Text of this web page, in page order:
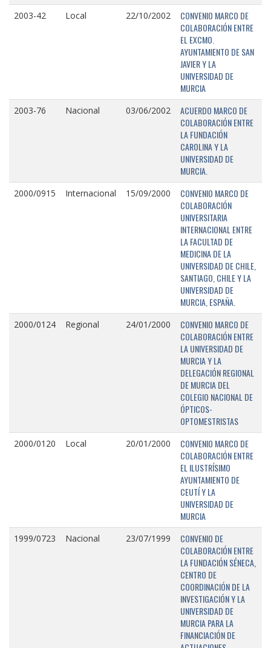
2003-42 Local 22/10/2002
CONVENIO MARCO DE
COLABORACIÓN ENTRE
EL EXCMO.
AYUNTAMIENTO DE SAN
JAVIER Y LA
UNIVERSIDAD DE
MURCIA
2003-76 Nacional 03/06/2002
ACUERDO MARCO DE
COLABORACIÓN ENTRE
LA FUNDACIÓN
CAROLINA Y LA
UNIVERSIDAD DE
MURCIA.
2000/0915 Internacional 15/09/2000
CONVENIO MARCO DE
COLABORACIÓN
UNIVERSITARIA
INTERNACIONAL ENTRE
LA FACULTAD DE
MEDICINA DE LA
UNIVERSIDAD DE CHILE,
SANTIAGO, CHILE Y LA
UNIVERSIDAD DE
MURCIA, ESPAÑA.
2000/0124 Regional 24/01/2000
CONVENIO MARCO DE
COLABORACIÓN ENTRE
LA UNIVERSIDAD DE
MURCIA Y LA
DELEGACIÓN REGIONAL
DE MURCIA DEL
COLEGIO NACIONAL DE
ÓPTICOS-
OPTOMESTRISTAS
2000/0120 Local 20/01/2000
CONVENIO MARCO DE
COLABORACIÓN ENTRE
EL ILUSTRÍSIMO
AYUNTAMIENTO DE
CEUTÍ Y LA
UNIVERSIDAD DE
MURCIA
1999/0723 Nacional 23/07/1999
CONVENIO DE
COLABORACIÓN ENTRE
LA FUNDACIÓN SÉNECA,
CENTRO DE
COORDINACIÓN DE LA
INVESTIGACIÓN Y LA
UNIVERSIDAD DE
MURCIA PARA LA
FINANCIACIÓN DE